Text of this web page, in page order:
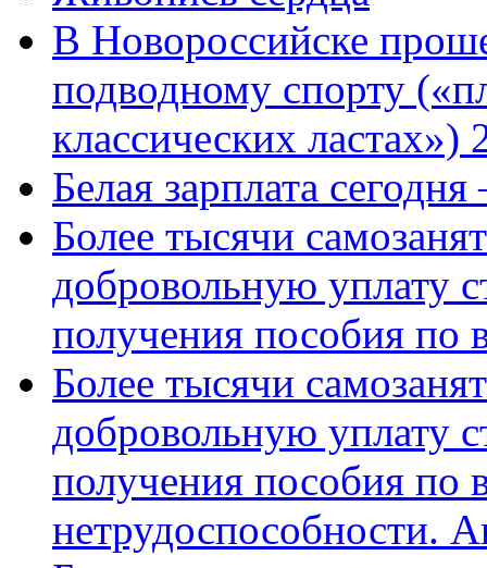
В Новороссийске
подводному спорту
классических ластах»)
Белая зарплата
Более тысячи
добровольную уплату
получения пособия по
Более тысячи
добровольную уплату
получения пособия по
нетрудоспособности.